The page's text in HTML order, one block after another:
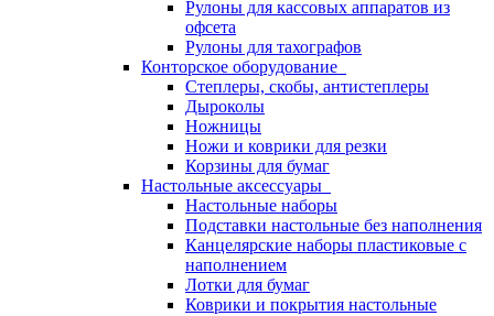
Рулоны для кассовых аппаратов из
офсета
Рулоны для тахографов
Конторское оборудование
Степлеры, скобы, антистеплеры
Дыроколы
Ножницы
Ножи и коврики для резки
Корзины для бумаг
Настольные аксессуары
Настольные наборы
Подставки настольные без наполнения
Канцелярские наборы пластиковые с
наполнением
Лотки для бумаг
Коврики и покрытия настольные